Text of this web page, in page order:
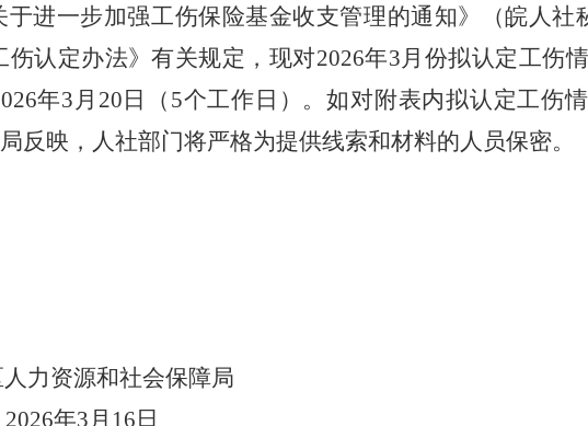
于进一步加强工伤保险基金收支管理的通知》（皖人社
伤认定办法》有关规定， 现对2026年3月份拟认定工伤
26年3 月 20 日 （ 5个工作日 ） 。如对附表内拟认定工伤
反映，人社部门将严格为提供线索和材料的人员保密。
力资源和社会保障局
2026年3月 16日